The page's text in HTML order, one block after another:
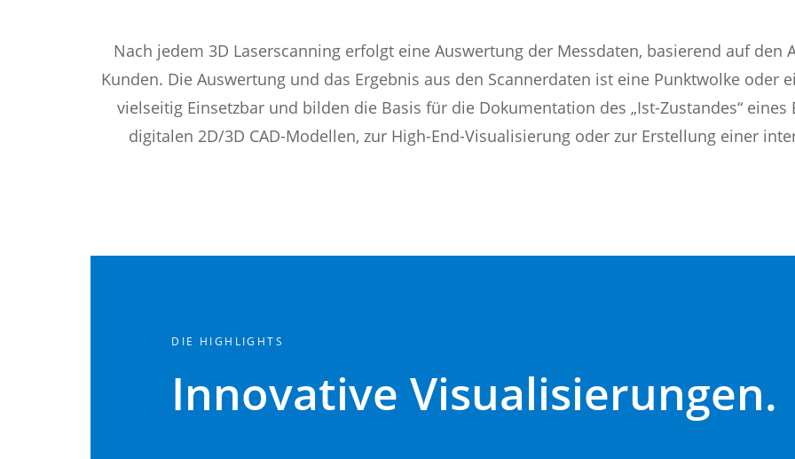
Nach jedem 3D Laserscanning erfolgt eine Auswertung der Messdaten, basierend auf
Kunden. Die Auswertung und das Ergebnis aus den Scannerdaten ist eine Punktwolke oder
vielseitig Einsetzbar und bilden die Basis für die Dokumentation des „Ist-Zustandes“
digitalen 2D/3D CAD-Modellen, zur High-End-Visualisierung oder zur Erstellung einer
DIE HIGHLIGHTS
Innovative Visualisierungen.